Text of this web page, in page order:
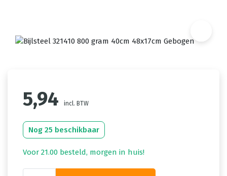
5,94 incl. BTW
Nog 25 beschikbaar
Voor 21.00 besteld, morgen in huis!